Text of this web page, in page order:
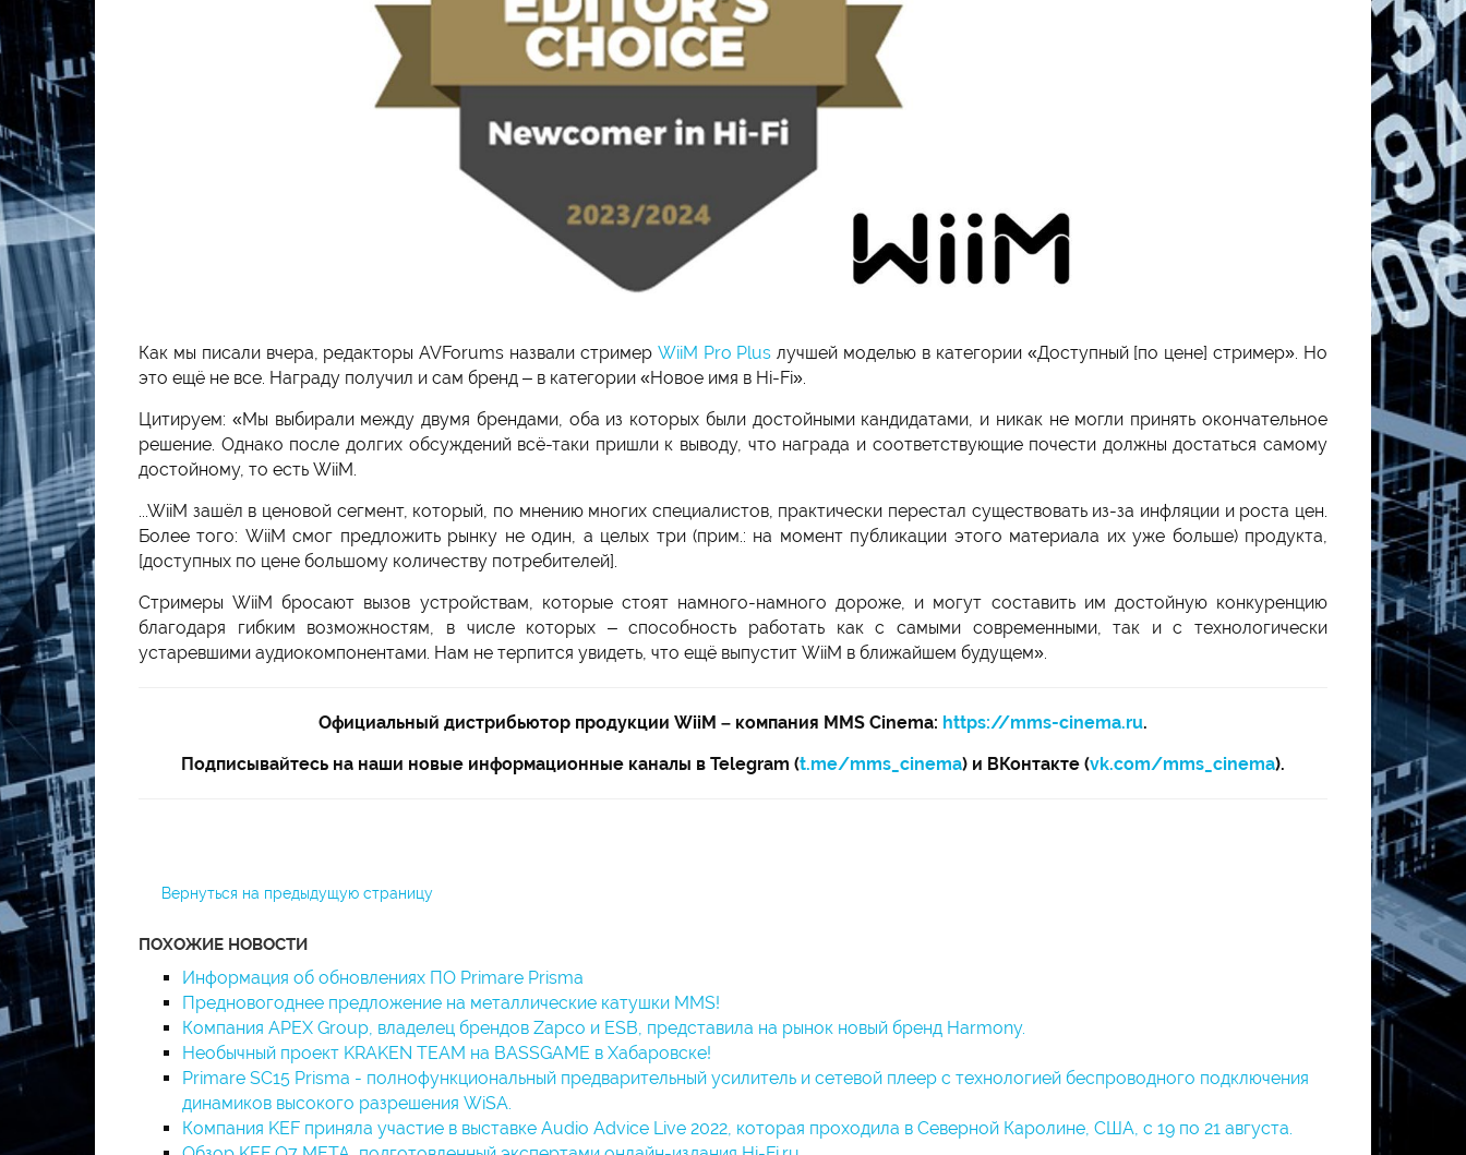
Как мы писали вчера, редакторы AVForums назвали стример WiiM Pro Plus лучшей моделью в категории «Доступный [по цене] стример». Но
это ещё не все. Награду получил и сам бренд – в категории «Новое имя в Hi-Fi».
Цитируем: «Мы выбирали между двумя брендами, оба из которых были достойными кандидатами, и никак не могли принять окончательное
решение. Однако после долгих обсуждений всё-таки пришли к выводу, что награда и соответствующие почести должны достаться самому
достойному, то есть WiiM.
...WiiM зашёл в ценовой сегмент, который, по мнению многих специалистов, практически перестал существовать из-за инфляции и роста цен.
Более того: WiiM смог предложить рынку не один, а целых три (прим.: на момент публикации этого материала их уже больше) продукта,
[доступных по цене большому количеству потребителей].
Стримеры WiiM бросают вызов устройствам, которые стоят намного-намного дороже, и могут составить им достойную конкуренцию
благодаря гибким возможностям, в числе которых – способность работать как с самыми современными, так и с технологически
устаревшими аудиокомпонентами. Нам не терпится увидеть, что ещё выпустит WiiM в ближайшем будущем».
Официальный дистрибьютор продукции WiiM – компания MMS Cinema: https://mms-cinema.ru.
Подписывайтесь на наши новые информационные каналы в Telegram (t.me/mms_cinema) и ВКонтакте (vk.com/mms_cinema).
Вернуться на предыдущую страницу
ПОХОЖИЕ НОВОСТИ
Информация об обновлениях ПО Primare Prisma
Предновогоднее предложение на металлические катушки MMS!
Компания APEX Group, владелец брендов Zapco и ESB, представила на рынок новый бренд Harmony.
Необычный проект KRAKEN TEAM на BASSGAME в Хабаровске!
Primare SC15 Prisma - полнофункциональный предварительный усилитель и сетевой плеер с технологией беспроводного подключения
динамиков высокого разрешения WiSA.
Компания KEF приняла участие в выставке Audio Advice Live 2022, которая проходила в Северной Каролине, США, с 19 по 21 августа.